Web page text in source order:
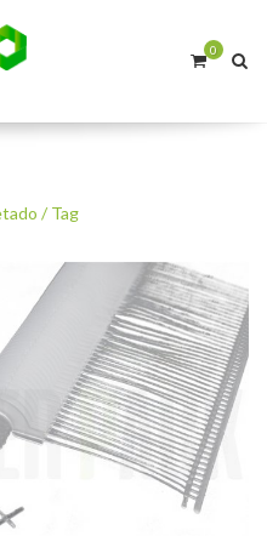
0
/ Tag